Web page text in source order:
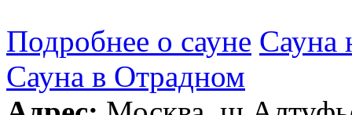
Подробнее о сауне Сауна
Сауна в Отрадном